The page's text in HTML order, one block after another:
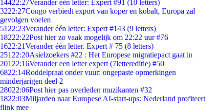
14422:27Verander één letter: Expert #91 (10 letters)
3222:27Congo verbiedt export van koper en kobalt, Europa zal
gevolgen voelen
51 22:23Verander één letter: Expert #143 (9 letters)
18222:22Post hier zo vaak mogelijk om 22:22 uur #76
1622:21Verander één letter. Expert # 75 (8 letters)
251 22:20Asielzoekers #22 : Het Europese migratiepact gaat in
201 22:16Verander een letter expert (7lettereditie) #50
6822:14Roddelpraat onder vuur: ongepaste opmerkingen
minderjarigen deel 2
28022:06Post hier pas overleden muzikanten #32
1822:03Miljarden naar Europese AI-start-ups: Nederland profiteert
flink mee